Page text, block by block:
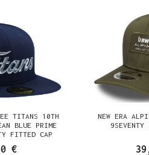
TITANS 10TH
BLUE PRIME
FITTED CAP
€
NEW ERA
9SEVENTY